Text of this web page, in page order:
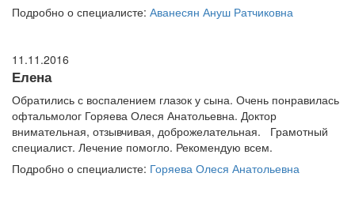
Подробно о специалисте: Аванесян Ануш Ратчиковна
11.11.2016
Елена
Обратились с воспалением глазок у сына. Очень понравилась
офтальмолог Горяева Олеся Анатольевна. Доктор
внимательная, отзывчивая, доброжелательная. Грамотный
специалист. Лечение помогло. Рекомендую всем.
Подробно о специалисте: Горяева Олеся Анатольевна